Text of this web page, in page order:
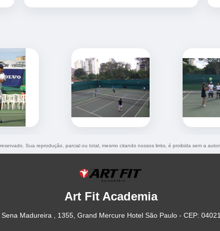
Sua reprodução, parcial ou total, mesmo citando nossos links, é proibida sem a
Art Fit Academia
Sena Madureira , 1355, Grand Mercure Hotel São Paulo - CEP: